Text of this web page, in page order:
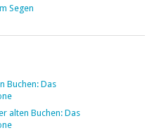
Segen
Buchen: Das
alten Buchen: Das